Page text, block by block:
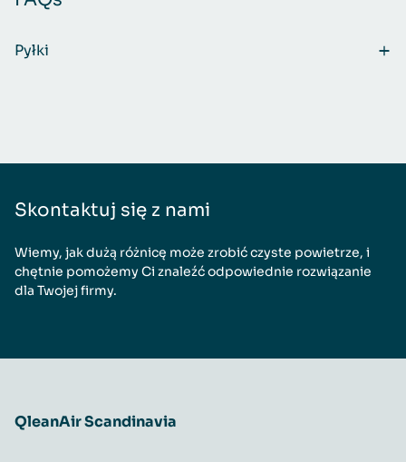
Pyłki
Skontaktuj się z nami
Wiemy, jak dużą różnicę może zrobić czyste powietrze, i
chętnie pomożemy Ci znaleźć odpowiednie rozwiązanie
dla Twojej firmy.
QleanAir Scandinavia